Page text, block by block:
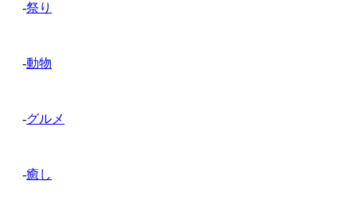
-祭り
-動物
-グルメ
-癒し